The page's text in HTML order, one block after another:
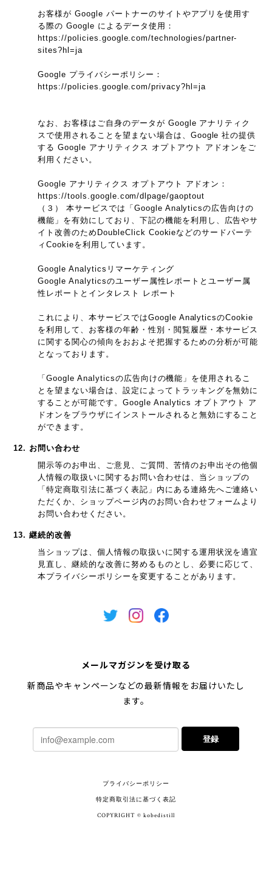
お客様が Google パートナーのサイトやアプリを使用す
る際の Google によるデータ使用：
https://policies.google.com/technologies/partner-
sites?hl=ja
Google プライバシーポリシー：
https://policies.google.com/privacy?hl=ja
なお、お客様はご自身のデータが Google アナリティク
スで使用されることを望まない場合は、Google 社の提供
する Google アナリティクス オプトアウト アドオンをご
利用ください。
Google アナリティクス オプトアウト アドオン：
https://tools.google.com/dlpage/gaoptout
（３） 本サービスでは「Google Analyticsの広告向けの
機能」を有効にしており、下記の機能を利用し、広告やサ
イト改善のためDoubleClick Cookieなどのサードパーテ
ィCookieを利用しています。
Google Analyticsリマーケティング
Google Analyticsのユーザー属性レポートとユーザー属
性レポートとインタレスト レポート
これにより、本サービスではGoogle AnalyticsのCookie
を利用して、お客様の年齢・性別・閲覧履歴・本サービス
に関する関心の傾向をおおよそ把握するための分析が可能
となっております。
「Google Analyticsの広告向けの機能」を使用されるこ
とを望まない場合は、設定によってトラッキングを無効に
することが可能です。Google Analytics オプトアウト ア
ドオンをブラウザにインストールされると無効にすること
ができます。
12. お問い合わせ
開示等のお申出、ご意見、ご質問、苦情のお申出その他個
人情報の取扱いに関するお問い合わせは、当ショップの
「特定商取引法に基づく表記」内にある連絡先へご連絡い
ただくか、ショップページ内のお問い合わせフォームより
お問い合わせください。
13. 継続的改善
当ショップは、個人情報の取扱いに関する運用状況を適宜
見直し、継続的な改善に努めるものとし、必要に応じて、
本プライバシーポリシーを変更することがあります。
メールマガジンを受け取る
新商品やキャンペーンなどの最新情報をお届けいたし
ます。
登録
プライバシーポリシー
特定商取引法に基づく表記
COPYRIGHT © kobedistill